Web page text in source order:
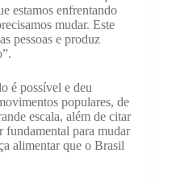
estamos enfrentando
mudar. Este
pessoas e produz
é possível e deu
populares, de
escala, além de citar
fundamental para mudar
alimentar que o Brasil